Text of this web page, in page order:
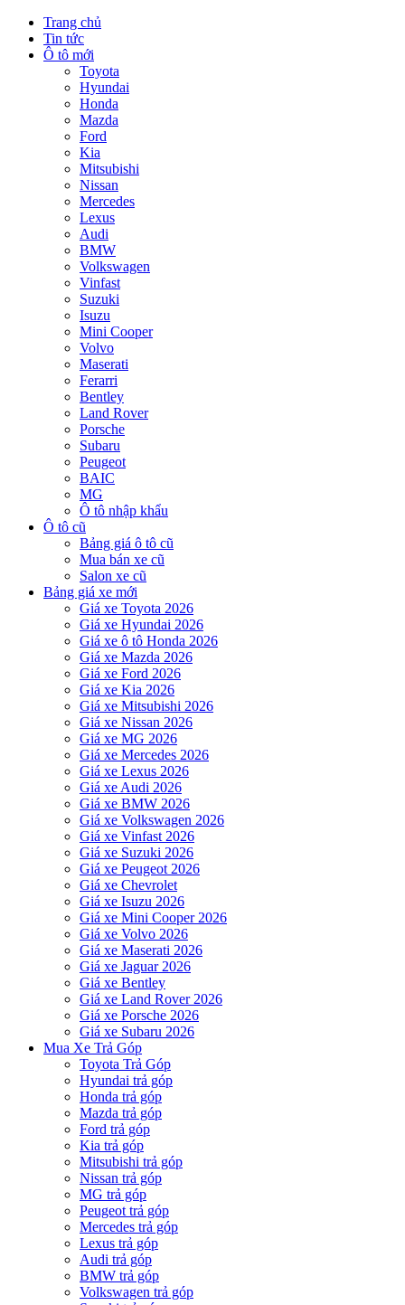
Trang chủ
Tin tức
Ô tô mới
Toyota
Hyundai
Honda
Mazda
Ford
Kia
Mitsubishi
Nissan
Mercedes
Lexus
Audi
BMW
Volkswagen
Vinfast
Suzuki
Isuzu
Mini Cooper
Volvo
Maserati
Ferarri
Bentley
Land Rover
Porsche
Subaru
Peugeot
BAIC
MG
Ô tô nhập khẩu
Ô tô cũ
Bảng giá ô tô cũ
Mua bán xe cũ
Salon xe cũ
Bảng giá xe mới
Giá xe Toyota 2026
Giá xe Hyundai 2026
Giá xe ô tô Honda 2026
Giá xe Mazda 2026
Giá xe Ford 2026
Giá xe Kia 2026
Giá xe Mitsubishi 2026
Giá xe Nissan 2026
Giá xe MG 2026
Giá xe Mercedes 2026
Giá xe Lexus 2026
Giá xe Audi 2026
Giá xe BMW 2026
Giá xe Volkswagen 2026
Giá xe Vinfast 2026
Giá xe Suzuki 2026
Giá xe Peugeot 2026
Giá xe Chevrolet
Giá xe Isuzu 2026
Giá xe Mini Cooper 2026
Giá xe Volvo 2026
Giá xe Maserati 2026
Giá xe Jaguar 2026
Giá xe Bentley
Giá xe Land Rover 2026
Giá xe Porsche 2026
Giá xe Subaru 2026
Mua Xe Trả Góp
Toyota Trả Góp
Hyundai trả góp
Honda trả góp
Mazda trả góp
Ford trả góp
Kia trả góp
Mitsubishi trả góp
Nissan trả góp
MG trả góp
Peugeot trả góp
Mercedes trả góp
Lexus trả góp
Audi trả góp
BMW trả góp
Volkswagen trả góp